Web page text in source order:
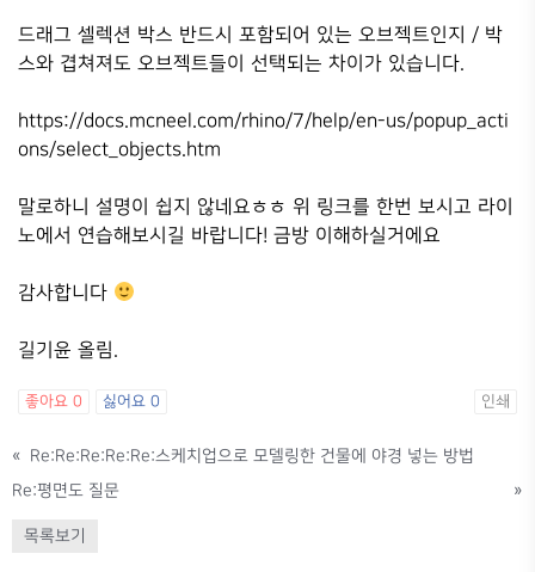
드래그 셀렉션 박스 반드시 포함되어 있는 오브젝트인지 / 박
스와 겹쳐져도 오브젝트들이 선택되는 차이가 있습니다.
https://docs.mcneel.com/rhino/7/help/en-us/popup_acti
ons/select_objects.htm
말로하니 설명이 쉽지 않네요ㅎㅎ 위 링크를 한번 보시고 라이
노에서 연습해보시길 바랍니다! 금방 이해하실거에요
감사합니다
길기윤 올림.
좋아요 0 싫어요 0 인쇄
« Re:Re:Re:Re:Re:스케치업으로 모델링한 건물에 야경 넣는 방법
Re:평면도 질문
»
목록보기